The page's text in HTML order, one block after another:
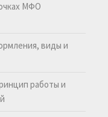
МФО
виды и
работы и